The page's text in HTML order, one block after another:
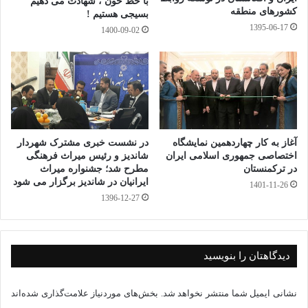
عضو پژوهشکده گردشگری جهاد دانشگاهی خراسان رضوی با بیان
اینکه نکته دوم آن است که کسب‌وکارهای حوزه گردشگری باید
تمرکز خود را از جذب مشتریان جدید به حفظ و تقویت ارتباط با
مشتریان پیشین معطوف کنند، افزود: در چنین شرایطی، صرف
هزینه‌های سنگین برای بازاریابی، تبلیغات و تولید محتوا با هدف
توسعه بازار، چندان کارآمد نخواهد بود. در مقابل، بهره‌گیری از بانک‌
اطلاعاتی مشتریان، چه در سطح ساده مانند فهرست شماره
تماس‌ها و چه در قالب سیستم‌های پیشرفته مدیریت ارتباط با
مشتری(CRM)، می‌تواند به حفظ مشتریان وفادار کمک کند.
تهیه بسته‌های خدماتی اقتصادی و اجتناب از خدمات لوکس
کشورهای منطقه
1395-06-17
بسیجی هستیم !
1400-09-02
آغاز به کار چهاردهمین نمایشگاه
اختصاصی جمهوری اسلامی ایران
در ترکمنستان
1401-11-26
در نشست خبری مشترک شهردار
شاندیز و رئیس میراث فرهنگی
مطرح شد؛ جشنواره میراث
ایرانیان در شاندیز برگزار می شود
1396-12-27
دیدگاهتان را بنویسید
نشانی ایمیل شما منتشر نخواهد شد. بخش‌های موردنیاز علامت‌گذاری شده‌اند